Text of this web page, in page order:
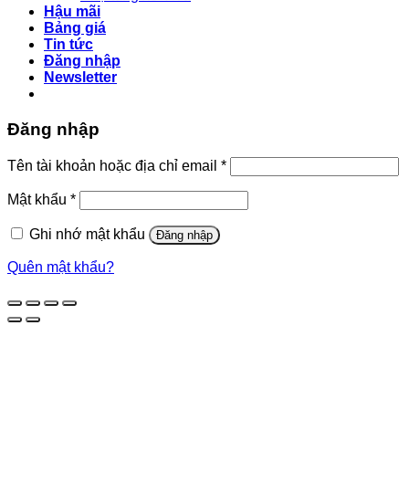
Hậu mãi
Bảng giá
Tin tức
Đăng nhập
Newsletter
Đăng nhập
Tên tài khoản hoặc địa chỉ email *Bắt
buộc
Mật khẩu *Bắt
buộc
Ghi nhớ mật khẩu
Đăng nhập
Quên mật khẩu?